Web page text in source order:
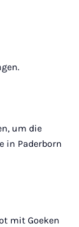
um die
in Paderborn
mit Goeken